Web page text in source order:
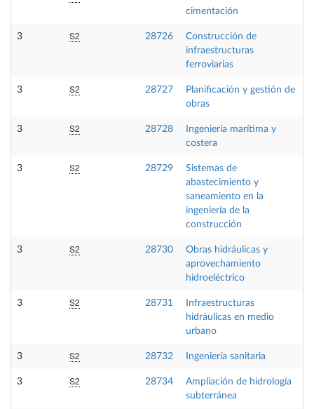
cimentación
3 S2 28726
Construcción de
infraestructuras
ferroviarias
3 S2 28727
Planificación y gestión de
obras
3 S2 28728
Ingeniería marítima y
costera
3 S2 28729
Sistemas de
abastecimiento y
saneamiento en la
ingeniería de la
construcción
3 S2 28730
Obras hidráulicas y
aprovechamiento
hidroeléctrico
3 S2 28731
Infraestructuras
hidráulicas en medio
urbano
3 S2 28732 Ingeniería sanitaria
3 S2 28734
Ampliación de hidrología
subterránea